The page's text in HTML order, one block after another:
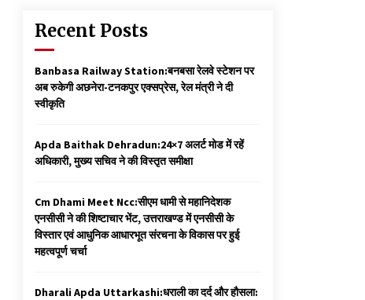
Recent Posts
Banbasa Railway Station:बनबसा रेलवे स्टेशन पर
अब रुकेगी अछनेरा-टनकपुर एक्सप्रेस, रेल मंत्री ने दी
स्वीकृति
Apda Baithak Dehradun:24×7 अलर्ट मोड में रहें
अधिकारी, मुख्य सचिव ने की विस्तृत समीक्षा
Cm Dhami Meet Ncc:सीएम धामी से महानिदेशक
एनसीसी ने की शिष्टाचार भेंट, उत्तराखण्ड में एनसीसी के
विस्तार एवं आधुनिक आधारभूत संरचना के विकास पर हुई
महत्वपूर्ण चर्चा
Dharali Apda Uttarkashi:धराली का दर्द और हौसला: